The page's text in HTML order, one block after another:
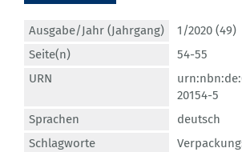
Ausgabe/Jahr (Jahrgang)
1/2020 (49)
Seite(n)
54-55
URN
20154-5
Sprachen
deutsch
Schlagworte